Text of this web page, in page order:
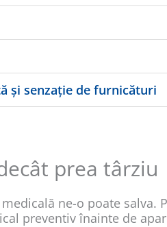
și senzație de furnicături
prea târziu
ne-o poate salva.
preventiv înainte de